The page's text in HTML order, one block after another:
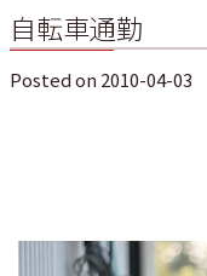
自転車通勤
Posted on 2010-04-03